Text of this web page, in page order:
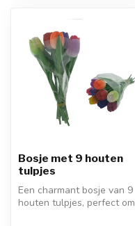
Bosje met 9 houten
tulpjes
Een charmant bosje van 9
houten tulpjes, perfect om